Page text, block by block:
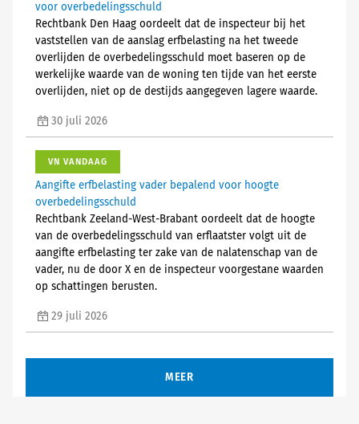
voor overbedelingsschuld
Rechtbank Den Haag oordeelt dat de inspecteur bij het
vaststellen van de aanslag erfbelasting na het tweede
overlijden de overbedelingsschuld moet baseren op de
werkelijke waarde van de woning ten tijde van het eerste
overlijden, niet op de destijds aangegeven lagere waarde.
30 juli 2026
VN VANDAAG
Aangifte erfbelasting vader bepalend voor hoogte
overbedelingsschuld
Rechtbank Zeeland-West-Brabant oordeelt dat de hoogte
van de overbedelingsschuld van erflaatster volgt uit de
aangifte erfbelasting ter zake van de nalatenschap van de
vader, nu de door X en de inspecteur voorgestane waarden
op schattingen berusten.
29 juli 2026
MEER